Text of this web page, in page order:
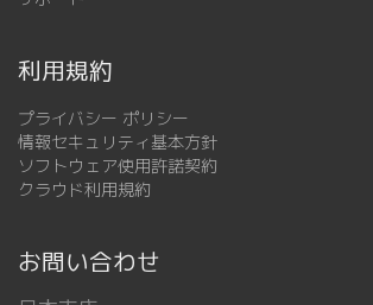
利用規約
プライバシー ポリシー
情報セキュリティ基本方針
ソフトウェア使用許諾契約
クラウド利用規約
お問い合わせ